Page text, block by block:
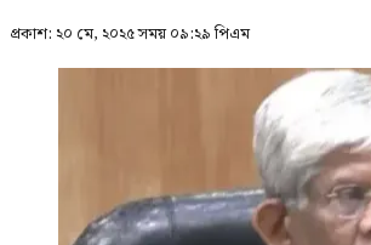
প্রকাশ: ২০ মে, ২০২৫ সময় ০৯:২৯ পিএম